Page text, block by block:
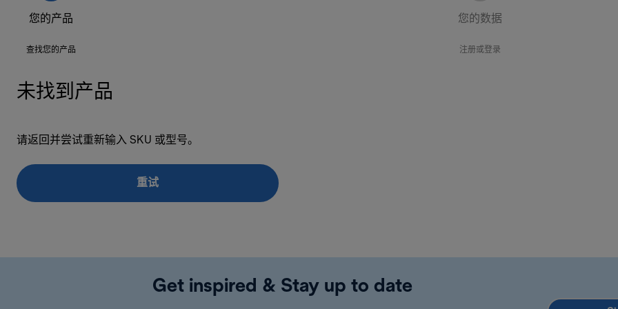
您的产品
查找您的产品
您的数据
注册或登录
未找到产品
请返回并尝试重新输入 SKU 或型号。
重试
Get inspired & Stay up to date